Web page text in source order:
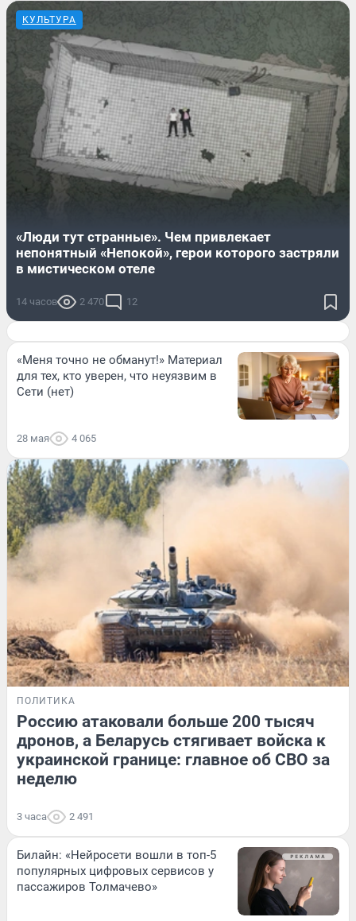
КУЛЬТУРА
«Люди тут странные». Чем привлекает
непонятный «Непокой», герои которого застряли
в мистическом отеле
14 часов 2 470 12
«Меня точно не обманут!» Материал
для тех, кто уверен, что неуязвим в
Сети (нет)
28 мая 4 065
ПОЛИТИКА
Россию атаковали больше 200 тысяч
дронов, а Беларусь стягивает войска к
украинской границе: главное об СВО за
неделю
3 часа 2 491
Билайн: «Нейросети вошли в топ-5
популярных цифровых сервисов у
пассажиров Толмачево»